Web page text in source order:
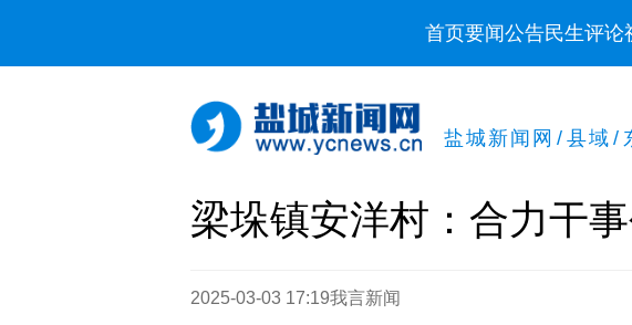
首页要闻公告民生评论
盐城新闻网 / 县域 /
梁垛镇安洋村：合力干
2025-03-03 17:19我言新闻